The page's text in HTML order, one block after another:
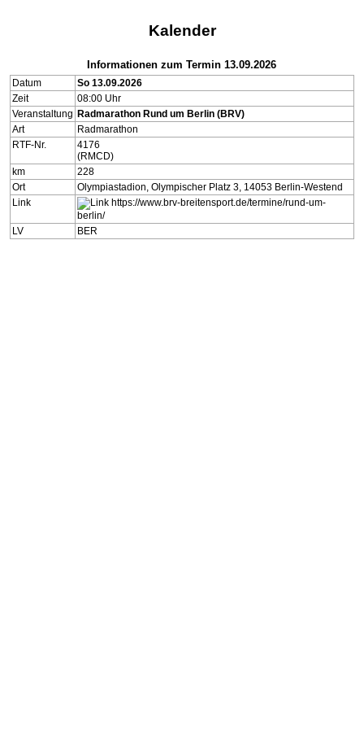
Kalender
Informationen zum Termin 13.09.2026
Datum
So 13.09.2026
Zeit
08:00 Uhr
Veranstaltung Radmarathon Rund um Berlin (BRV)
Art
Radmarathon
RTF-Nr.
4176
(RMCD)
km
228
Ort
Olympiastadion, Olympischer Platz 3, 14053 Berlin-Westend
Link
https://www.brv-breitensport.de/termine/rund-um-
berlin/
LV
BER